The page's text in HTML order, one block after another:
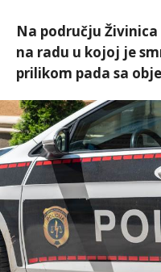
Na području
na radu u kojoj je
prilikom pada sa